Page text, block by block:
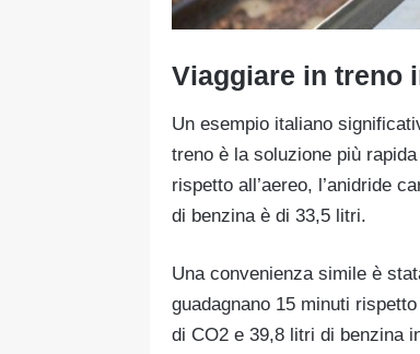
Viaggiare in treno
Un esempio italiano
treno è la soluzione più
rispetto all’aereo, l’anidride
di benzina è di 33,5 litri.
Una convenienza simile è
guadagnano 15 minuti
di CO2 e 39,8 litri di benzina